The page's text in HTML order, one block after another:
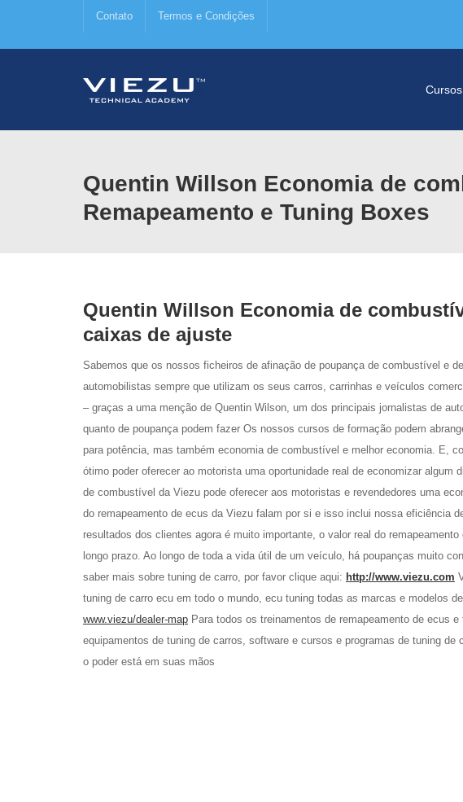
Contato Termos e Condições
Cursos
Quentin Willson Economia de
Remapeamento e Tuning Boxes
Quentin Willson Economia de
caixas de ajuste
Sabemos que os nossos ficheiros de afinação de poupança de combustível e
automobilistas sempre que utilizam os seus carros, carrinhas e veículos
– graças a uma menção de Quentin Wilson, um dos principais jornalistas de
quanto de poupança podem fazer Os nossos cursos de formação podem
para potência, mas também economia de combustível e melhor economia. E,
ótimo poder oferecer ao motorista uma oportunidade real de economizar
de combustível da Viezu pode oferecer aos motoristas e revendedores uma
do remapeamento de ecus da Viezu falam por si e isso inclui nossa eficiência
resultados dos clientes agora é muito importante, o valor real do
longo prazo. Ao longo de toda a vida útil de um veículo, há poupanças muito
saber mais sobre tuning de carro, por favor clique aqui: http://www.viezu.com
tuning de carro ecu em todo o mundo, ecu tuning todas as marcas e modelos
www.viezu/dealer-map Para todos os treinamentos de remapeamento de ecus
equipamentos de tuning de carros, software e cursos e programas de tuning de
o poder está em suas mãos